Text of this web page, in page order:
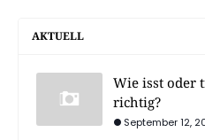
AKTUELL
Wie isst oder
richtig?
September 12,